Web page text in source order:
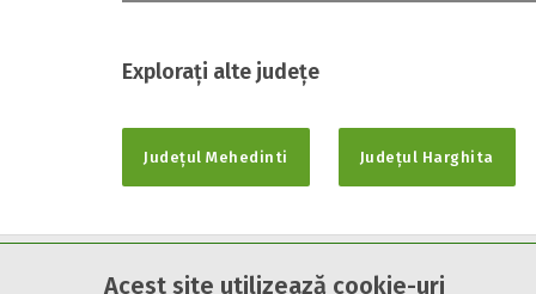
Acest site utilizează cookie-uri
Explorați alte județe
Județul Mehedinti Județul Harghita
Cazare7 vă pune la dispozitie informatii despre unitati de